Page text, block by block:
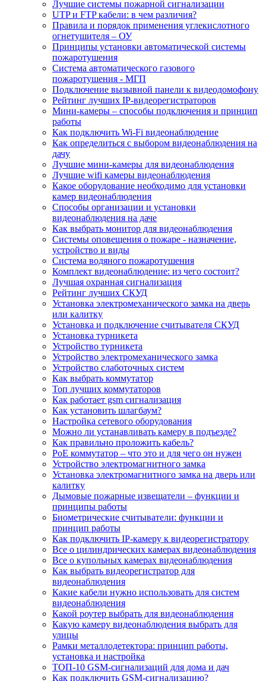
Лучшие системы пожарной сигнализации
UTP и FTP кабели: в чем различия?
Правила и порядок применения углекислотного
огнетушителя – ОУ
Принципы установки автоматической системы
пожаротушения
Система автоматического газового
пожаротушения - МГП
Подключение вызывной панели к видеодомофону
Рейтинг лучших IP-видеорегистраторов
Мини-камеры – способы подключения и принцип
работы
Как подключить Wi-Fi видеонаблюдение
Как определиться с выбором видеонаблюдения на
дачу
Лучшие мини-камеры для видеонаблюдения
Лучшие wifi камеры видеонаблюдения
Какое оборудование необходимо для установки
камер видеонаблюдения
Способы организации и установки
видеонаблюдения на даче
Как выбрать монитор для видеонаблюдения
Системы оповещения о пожаре - назначение,
устройство и виды
Система водяного пожаротушения
Комплект видеонаблюдение: из чего состоит?
Лучшая охранная сигнализация
Рейтинг лучших СКУД
Установка электромеханического замка на дверь
или калитку
Установка и подключение считывателя СКУД
Установка турникета
Устройство турникета
Устройство электромеханического замка
Устройство слаботочных систем
Как выбрать коммутатор
Топ лучших коммутаторов
Как работает gsm сигнализация
Как установить шлагбаум?
Настройка сетевого оборудования
Можно ли устанавливать камеру в подъезде?
Как правильно проложить кабель?
PoE коммутатор – что это и для чего он нужен
Устройство электромагнитного замка
Установка электромагнитного замка на дверь или
калитку
Дымовые пожарные извещатели – функции и
принципы работы
Биометрические считыватели: функции и
принцип работы
Как подключить IP-камеру к видеорегистратору
Все о цилиндрических камерах видеонаблюдения
Все о купольных камерах видеонаблюдения
Как выбрать видеорегистратор для
видеонаблюдения
Какие кабели нужно использовать для систем
видеонаблюдения
Какой роутер выбрать для видеонаблюдения
Какую камеру видеонаблюдения выбрать для
улицы
Рамки металлодетектора: принцип работы,
установка и настройка
ТОП-10 GSM-сигнализаций для дома и дач
Как подключить GSM-сигнализацию?